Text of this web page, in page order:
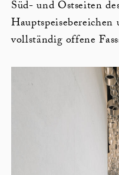
Süd- und Ostseiten
vollständig offene